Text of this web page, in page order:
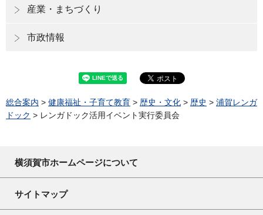
産業・まちづくり
市政情報
総合案内 > 健康福祉・子育て教育 > 歴史・文化 > 歴史 > 浦賀レンガ
ドック > レンガドック活用イベント実行委員会
横須賀市ホームページについて
サイトマップ